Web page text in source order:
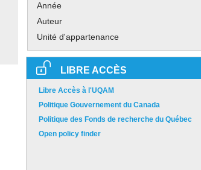
Année
Auteur
Unité d'appartenance
LIBRE ACCÈS
Libre Accès à l'UQAM
Politique Gouvernement du Canada
Politique des Fonds de recherche du Québec
Open policy finder